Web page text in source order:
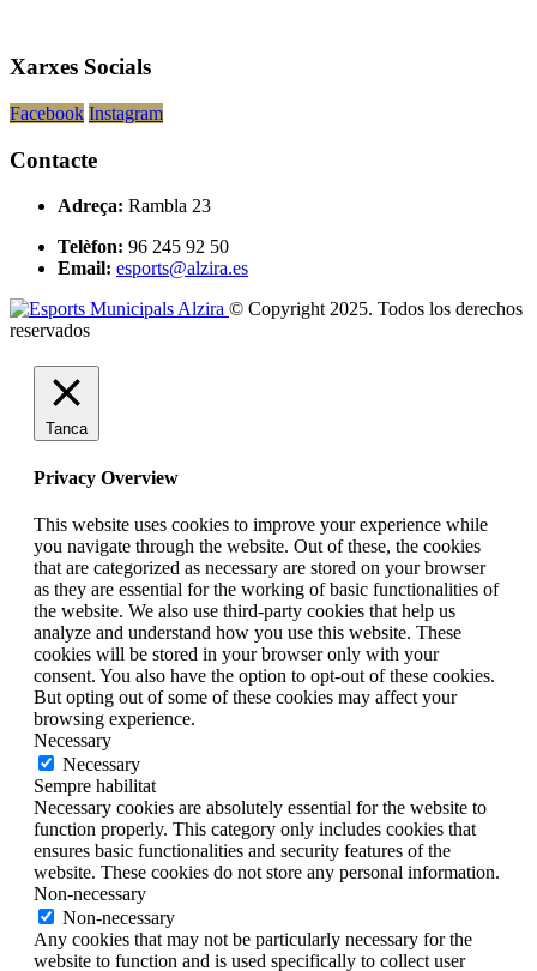
Xarxes Socials
Facebook Instagram
Contacte
Adreça: Rambla 23
Telèfon: 96 245 92 50
Email: esports@alzira.es
© Copyright 2025. Todos los derechos
reservados
Tanca
Privacy Overview
This website uses cookies to improve your experience while
you navigate through the website. Out of these, the cookies
that are categorized as necessary are stored on your browser
as they are essential for the working of basic functionalities of
the website. We also use third-party cookies that help us
analyze and understand how you use this website. These
cookies will be stored in your browser only with your
consent. You also have the option to opt-out of these cookies.
But opting out of some of these cookies may affect your
browsing experience.
Necessary
Necessary
Sempre habilitat
Necessary cookies are absolutely essential for the website to
function properly. This category only includes cookies that
ensures basic functionalities and security features of the
website. These cookies do not store any personal information.
Non-necessary
Non-necessary
Any cookies that may not be particularly necessary for the
website to function and is used specifically to collect user